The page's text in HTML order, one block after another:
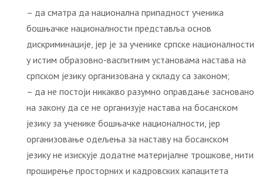
– да сматра да национална припадност ученика
бошњачке националности представља основ
дискриминације, јер је за ученике српске националности
у истим образовно-васпитним установама настава на
српском језику организована у складу са законом;
– да не постоји никакво разумно оправдање засновано
на закону да се не организује настава на босанском
језику за ученике бошњачке националности, јер
организовање одељења за наставу на босанском
језику не изискује додатне материјалне трошкове, нити
проширење просторних и кадровских капацитета